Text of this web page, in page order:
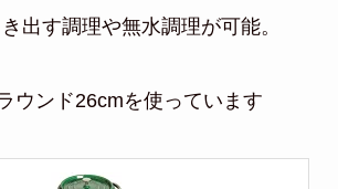
出す調理や無水調理が可能。
ウンド26cmを使っています